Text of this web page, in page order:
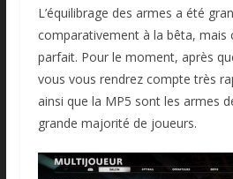
L’équilibrage des armes a été
comparativement à la bêta, mais
parfait. Pour le moment, après
vous vous rendrez compte très
ainsi que la MP5 sont les armes
grande majorité de joueurs.